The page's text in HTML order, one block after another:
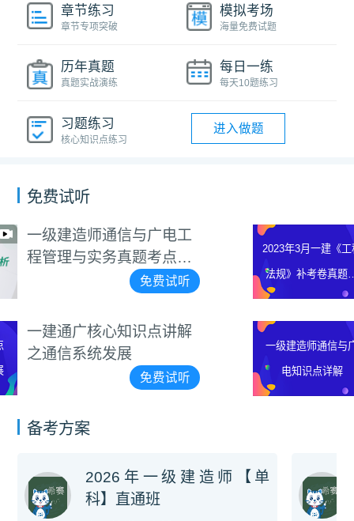
章节练习
章节专项突破
模拟考场
海量免费试题
历年真题
真题实战演练
每日一练
每天10题练习
习题练习
核心知识点练习
进入做题
免费试听
2023年3月一建《工程
法规》补考卷真题解
2023年3月一建《工程
规》补考卷真题解析视
免费试
一级建造师通信与广
电知识点详解
一级建造师通信与广电
免费试
备考方案
2026年一级建造师【单
科】直通班